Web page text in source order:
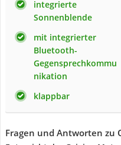
integrierte
Sonnenblende
mit integrierter
Bluetooth-
Gegensprechkommu
nikation
klappbar
Fragen und Antworten zu